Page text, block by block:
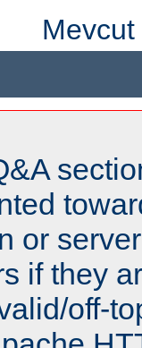
or
if they
off-